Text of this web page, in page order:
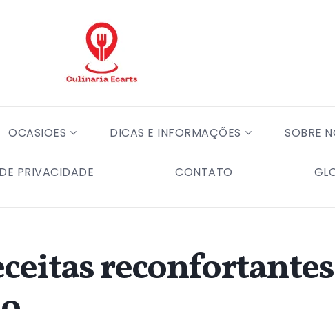
OCASIOES DICAS E INFORMAÇÕES SOBRE
PRIVACIDADE CONTATO